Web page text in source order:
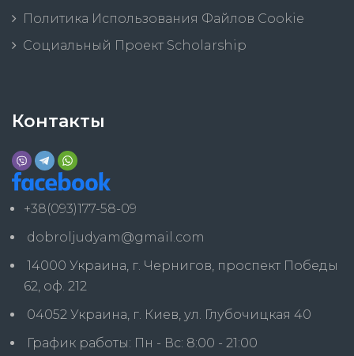
Политика Использования Файлов Cookie
Социальный Проект Scholarship
Контакты
+38(093)177-58-09
dobroljudyam@gmail.com
14000 Украина, г. Чернигов, проспект Победы
62, оф. 212
04052 Украина, г. Киев, ул. Глубочицкая 40
График работы: Пн - Вс: 8:00 - 21:00